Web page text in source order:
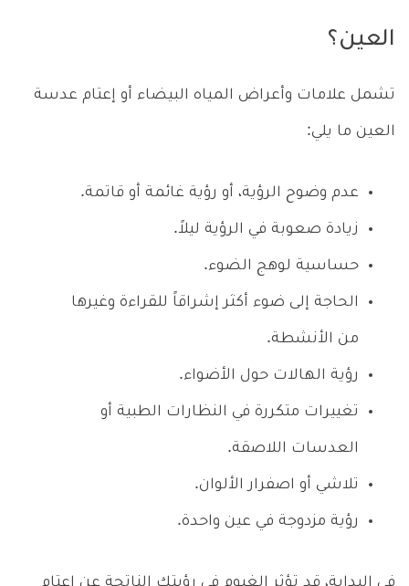
العين؟
تشمل علامات وأعراض المياه البيضاء أو إعتام عدسة
العين ما يلي:
عدم وضوح الرؤية، أو رؤية غائمة أو قاتمة.
زيادة صعوبة في الرؤية ليلاً.
حساسية لوهج الضوء.
الحاجة إلى ضوء أكثر إشراقاً للقراءة وغيرها
من الأنشطة.
رؤية الهالات حول الأضواء.
تغييرات متكررة في النظارات الطبية أو
العدسات اللاصقة.
تلاشي أو اصفرار الألوان.
رؤية مزدوجة في عين واحدة.